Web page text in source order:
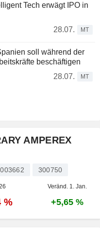
Tech erwägt IPO in
28.07.
MT
soll während der
beschäftigen
28.07.
MT
AMPEREX
300750
Veränd. 1. Jan.
% +5,65 %